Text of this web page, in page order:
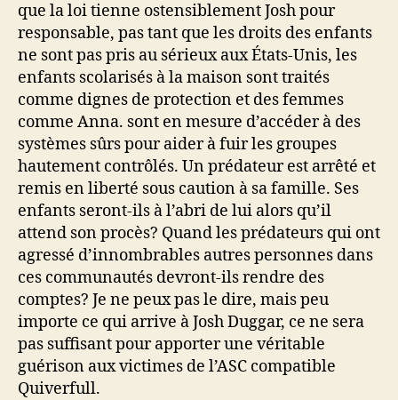
que la loi tienne ostensiblement Josh pour
responsable, pas tant que les droits des enfants
ne sont pas pris au sérieux aux États-Unis, les
enfants scolarisés à la maison sont traités
comme dignes de protection et des femmes
comme Anna. sont en mesure d’accéder à des
systèmes sûrs pour aider à fuir les groupes
hautement contrôlés. Un prédateur est arrêté et
remis en liberté sous caution à sa famille. Ses
enfants seront-ils à l’abri de lui alors qu’il
attend son procès? Quand les prédateurs qui ont
agressé d’innombrables autres personnes dans
ces communautés devront-ils rendre des
comptes? Je ne peux pas le dire, mais peu
importe ce qui arrive à Josh Duggar, ce ne sera
pas suffisant pour apporter une véritable
guérison aux victimes de l’ASC compatible
Quiverfull.